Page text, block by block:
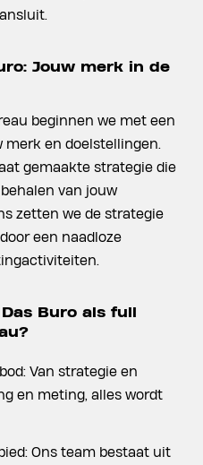
Jouw merk in de
beginnen we met een
merk en doelstellingen.
gemaakte strategie die
van jouw
zetten we de strategie
een naadloze
Buro als full
Van strategie en
en meting, alles wordt
Ons team bestaat uit